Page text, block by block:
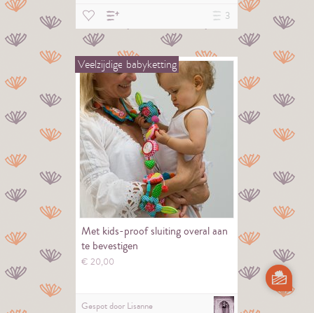
3
Veelzijdige babyketting
Met kids-proof sluiting overal aan
te bevestigen
€20,00
Gespot door Lisanne